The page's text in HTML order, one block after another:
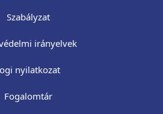
Szabályzat
irányelvek
nyilatkozat
Fogalomtár